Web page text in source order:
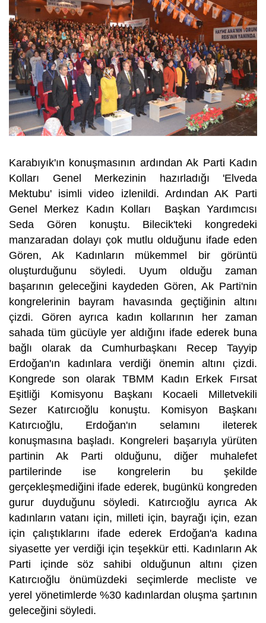
Karabıyık'ın konuşmasının ardından Ak Parti Kadın
Kolları Genel Merkezinin hazırladığı 'Elveda
Mektubu' isimli video izlenildi. Ardından AK Parti
Genel Merkez Kadın Kolları Başkan Yardımcısı
Seda Gören konuştu. Bilecik'teki kongredeki
manzaradan dolayı çok mutlu olduğunu ifade eden
Gören, Ak Kadınların mükemmel bir görüntü
oluşturduğunu söyledi. Uyum olduğu zaman
başarının geleceğini kaydeden Gören, Ak Parti'nin
kongrelerinin bayram havasında geçtiğinin altını
çizdi. Gören ayrıca kadın kollarının her zaman
sahada tüm gücüyle yer aldığını ifade ederek buna
bağlı olarak da Cumhurbaşkanı Recep Tayyip
Erdoğan'ın kadınlara verdiği önemin altını çizdi.
Kongrede son olarak TBMM Kadın Erkek Fırsat
Eşitliği Komisyonu Başkanı Kocaeli Milletvekili
Sezer Katırcıoğlu konuştu. Komisyon Başkanı
Katırcıoğlu, Erdoğan'ın selamını ileterek
konuşmasına başladı. Kongreleri başarıyla yürüten
partinin Ak Parti olduğunu, diğer muhalefet
partilerinde ise kongrelerin bu şekilde
gerçekleşmediğini ifade ederek, bugünkü kongreden
gurur duyduğunu söyledi. Katırcıoğlu ayrıca Ak
kadınların vatanı için, milleti için, bayrağı için, ezan
için çalıştıklarını ifade ederek Erdoğan'a kadına
siyasette yer verdiği için teşekkür etti. Kadınların Ak
Parti içinde söz sahibi olduğunun altını çizen
Katırcıoğlu önümüzdeki seçimlerde mecliste ve
yerel yönetimlerde %30 kadınlardan oluşma şartının
geleceğini söyledi.